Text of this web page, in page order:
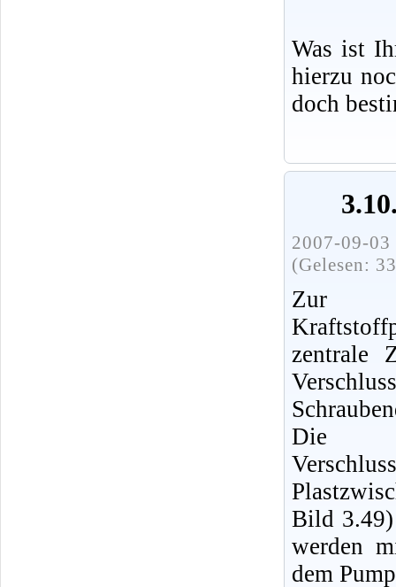
Was ist
hierzu
doch
2007-09-
(Gelesen:
Zur
zentrale
Die
Bild
werden
dem